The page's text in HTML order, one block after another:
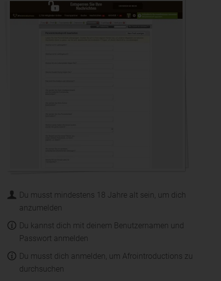
Du musst mindestens 18 Jahre alt sein, um dich
anzumelden
Du kannst dich mit deinem Benutzernamen und
Passwort anmelden
Du musst dich anmelden, um Afrointroductions zu
durchsuchen